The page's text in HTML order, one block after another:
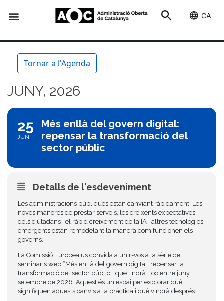
CA
Tornar a l'Agenda
JUNY, 2026
25
JUN
Més enllà del govern digital:
repensar la transformació del
sector públic
Detalls de l'esdeveniment
Les administracions públiques estan canviant ràpidament. Les
noves maneres de prestar serveis, les creixents expectatives
dels ciutadans i el ràpid creixement de la IA i altres tecnologies
emergents estan remodelant la manera com funcionen els
governs.
La Comissió Europea us convida a unir-vos a la sèrie de
seminaris web “Més enllà del govern digital: repensar la
transformació del sector públic”, que tindrà lloc entre juny i
setembre de 2026. Aquest és un espai per explorar què
signifiquen aquests canvis a la pràctica i què vindrà després.